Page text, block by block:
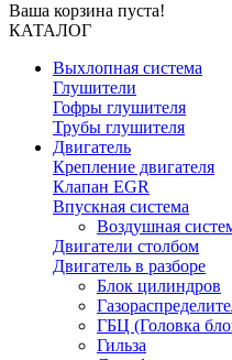
Ваша корзина пуста!
КАТАЛОГ
Выхлопная система
Глушители
Гофры глушителя
Трубы глушителя
Двигатель
Крепление двигателя
Клапан EGR
Впускная система
Воздушная
Двигатели столбом
Двигатель в разборе
Блок цилиндров
ГБЦ (Головка
Гильза